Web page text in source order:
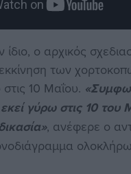
ο αρχικός
των
10 Μαΐου.
γύρω στις 10 του
, ανέφερε ο